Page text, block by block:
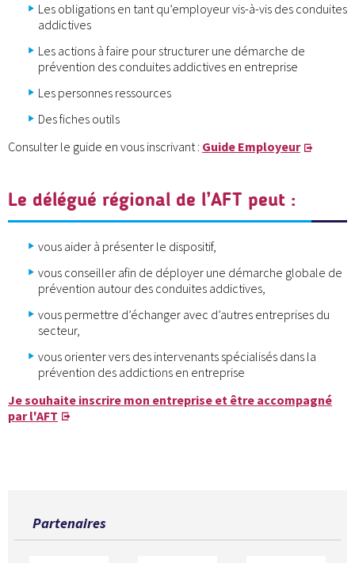
Les obligations en tant qu’employeur vis-à-vis des conduites
addictives
Les actions à faire pour structurer une démarche de
prévention des conduites addictives en entreprise
Les personnes ressources
Des fiches outils
Consulter le guide en vous inscrivant : Guide Employeur
Le délégué régional de l’AFT peut :
vous aider à présenter le dispositif,
vous conseiller afin de déployer une démarche globale de
prévention autour des conduites addictives,
vous permettre d’échanger avec d’autres entreprises du
secteur,
vous orienter vers des intervenants spécialisés dans la
prévention des addictions en entreprise
Je souhaite inscrire mon entreprise et être accompagné
par l'AFT
Partenaires